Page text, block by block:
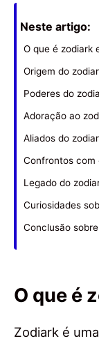
Neste artigo:
O que é zodiark
Origem do
Poderes do
Adoração ao
Aliados do
Confrontos com
Legado do
Curiosidades
Conclusão
O que é
Zodiark é